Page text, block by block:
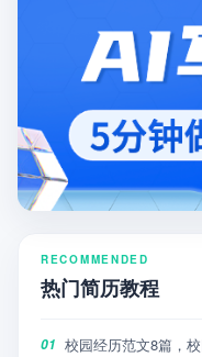
RECOMMENDED
热门简历教程
01 校园经历范文8篇，